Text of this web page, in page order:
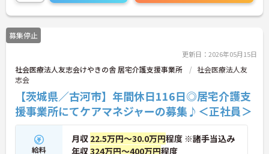
に詳細をご案内しますのでお気軽にご相談くださ
い！
募集停止
更新日：2026年05月15日
社会医療法人友志会けやきの舎 居宅介護支援事業所
社会医療法人友
志会
【茨城県／古河市】年間休日116日◎居宅介護支
援事業所にてケアマネジャーの募集♪＜正社員＞
給料
月収 22.5万円～30.0万円程度 ※諸手当込み
年収324万円～400万円程度